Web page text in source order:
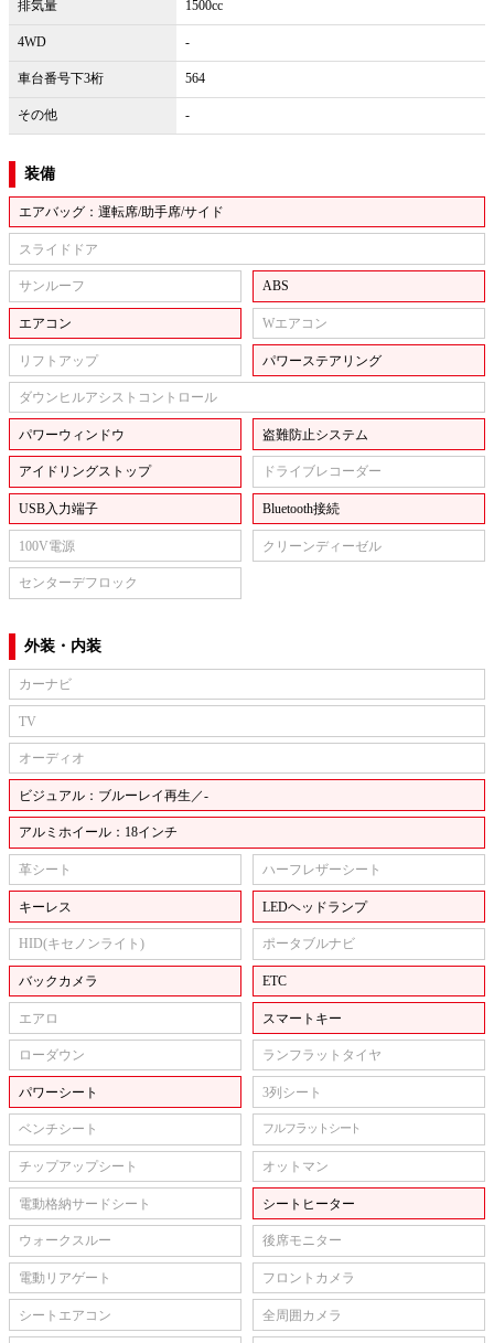
排気量 1500cc
4WD -
車台番号下3桁 564
その他 -
装備
エアバッグ：運転席/助手席/サイド
スライドドア
サンルーフ ABS
エアコン Wエアコン
リフトアップ パワーステアリング
ダウンヒルアシストコントロール
パワーウィンドウ 盗難防止システム
アイドリングストップ ドライブレコーダー
USB入力端子 Bluetooth接続
100V電源 クリーンディーゼル
センターデフロック
外装・内装
カーナビ
TV
オーディオ
ビジュアル：ブルーレイ再生／-
アルミホイール：18インチ
革シート ハーフレザーシート
キーレス LEDヘッドランプ
HID(キセノンライト) ポータブルナビ
バックカメラ ETC
エアロ スマートキー
ローダウン ランフラットタイヤ
パワーシート 3列シート
ベンチシート フルフラットシート
チップアップシート オットマン
電動格納サードシート シートヒーター
ウォークスルー 後席モニター
電動リアゲート フロントカメラ
シートエアコン 全周囲カメラ